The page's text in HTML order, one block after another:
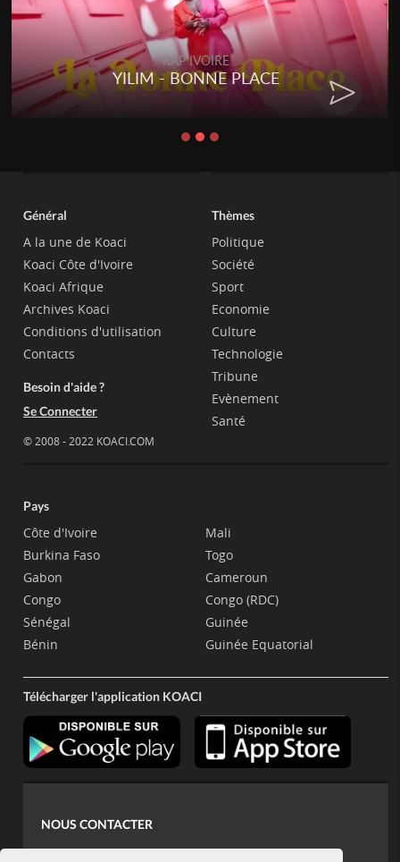
RAP IVOIRE
YILIM - BONNE PLACE
Général
A la une de Koaci
Koaci Côte d'Ivoire
Koaci Afrique
Archives Koaci
Conditions d'utilisation
Contacts
Besoin d'aide ?
Se Connecter
© 2008 - 2022 KOACI.COM
Thèmes
Politique
Société
Sport
Economie
Culture
Technologie
Tribune
Evènement
Santé
Pays
Côte d'Ivoire
Burkina Faso
Gabon
Congo
Sénégal
Bénin
Mali
Togo
Cameroun
Congo (RDC)
Guinée
Guinée Equatorial
Télécharger l'application KOACI
NOUS CONTACTER